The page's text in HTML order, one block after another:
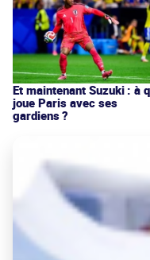
Et maintenant Suzuki : à
joue Paris avec ses
gardiens ?